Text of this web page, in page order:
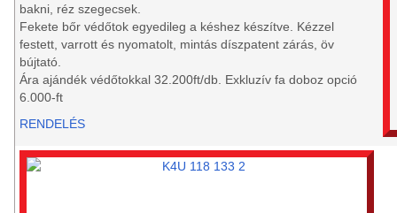
bakni, réz szegecsek.
Fekete bőr védőtok egyedileg a késhez készítve. Kézzel
festett, varrott és nyomatolt, mintás díszpatent zárás, öv
bújtató.
Ára ajándék védőtokkal 32.200ft/db. Exkluzív fa doboz opció
6.000-ft
RENDELÉS